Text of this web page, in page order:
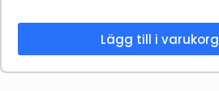
Lägg till i varukorg